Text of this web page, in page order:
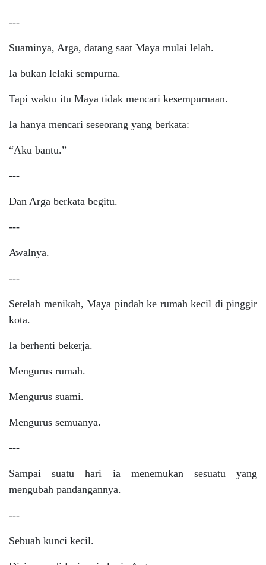
---
Suaminya, Arga, datang saat Maya mulai lelah.
Ia bukan lelaki sempurna.
Tapi waktu itu Maya tidak mencari kesempurnaan.
Ia hanya mencari seseorang yang berkata:
“Aku bantu.”
---
Dan Arga berkata begitu.
---
Awalnya.
---
Setelah menikah, Maya pindah ke rumah kecil di pinggir
kota.
Ia berhenti bekerja.
Mengurus rumah.
Mengurus suami.
Mengurus semuanya.
---
Sampai suatu hari ia menemukan sesuatu yang
mengubah pandangannya.
---
Sebuah kunci kecil.